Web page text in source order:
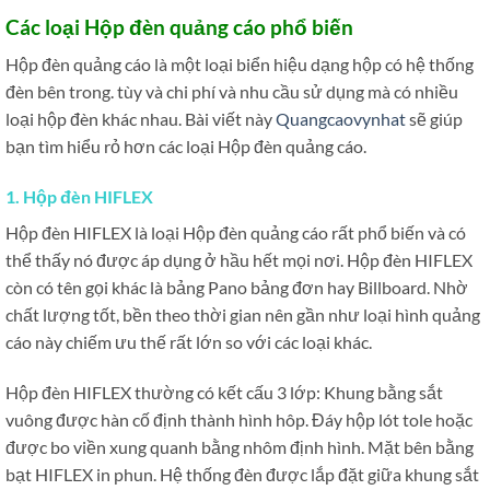
Các loại Hộp đèn quảng cáo phổ biến
Hộp đèn quảng cáo là một loại biển hiệu dạng hộp có hệ thống
đèn bên trong. tùy và chi phí và nhu cầu sử dụng mà có nhiều
loại hộp đèn khác nhau. Bài viết nàyQuangcaovynhatsẽ giúp
bạn tìm hiểu rỏ hơn các loại Hộp đèn quảng cáo.
1. Hộp đèn HIFLEX
Hộp đèn HIFLEX là loại Hộp đèn quảng cáo rất phổ biến và có
thể thấy nó được áp dụng ở hầu hết mọi nơi. Hộp đèn HIFLEX
còn có tên gọi khác là bảng Pano bảng đơn hay Billboard. Nhờ
chất lượng tốt, bền theo thời gian nên gần như loại hình quảng
cáo này chiếm ưu thế rất lớn so với các loại khác.
Hộp đèn HIFLEX thường có kết cấu 3 lớp: Khung bằng sắt
vuông được hàn cố định thành hình hôp. Đáy hộp lót tole hoặc
được bo viền xung quanh bằng nhôm định hình. Mặt bên bằng
bạt HIFLEX in phun. Hệ thống đèn được lắp đặt giữa khung sắt